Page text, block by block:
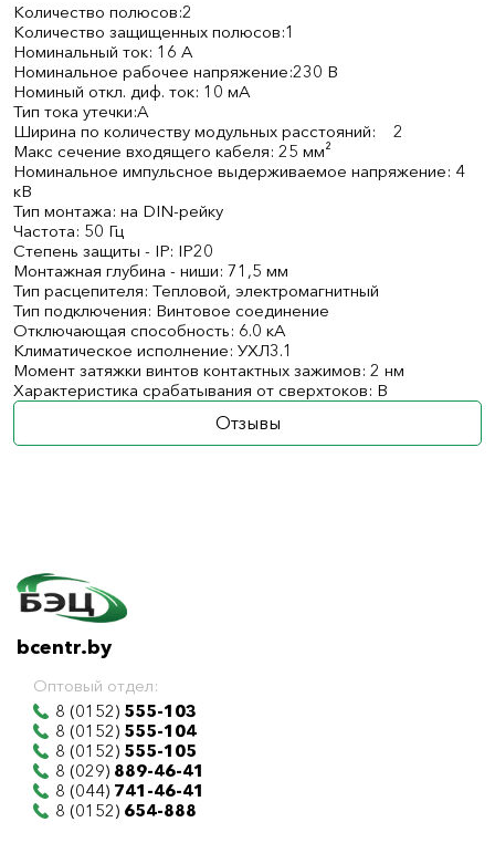
Количество полюсов:2
Количество защищенных полюсов:1
Номинальный ток: 16 А
Номинальное рабочее напряжение:230 В
Номиный откл. диф. ток: 10 мА
Тип тока утечки:A
Ширина по количеству модульных расстояний: 2
Макс сечение входящего кабеля: 25 мм²
Номинальное импульсное выдерживаемое напряжение: 4
кВ
Тип монтажа: на DIN-рейку
Частота: 50 Гц
Степень защиты - IP: IP20
Монтажная глубина - ниши: 71,5 мм
Тип расцепителя: Тепловой, электромагнитный
Тип подключения: Винтовое соединение
Отключающая способность: 6.0 кА
Климатическое исполнение: УХЛ3.1
Момент затяжки винтов контактных зажимов: 2 нм
Характеристика срабатывания от сверхтоков: B
Отзывы
bcentr.by
Оптовый отдел:
8 (0152) 555-103
8 (0152) 555-104
8 (0152) 555-105
8 (029) 889-46-41
8 (044) 741-46-41
8 (0152) 654-888